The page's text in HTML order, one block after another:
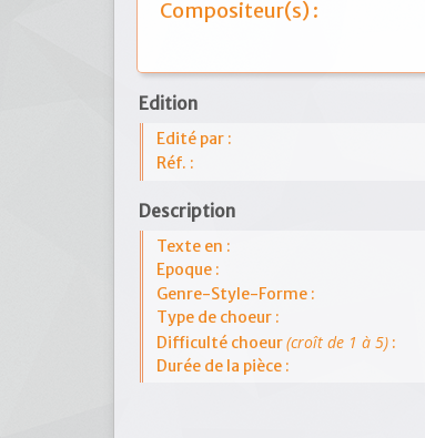
Compositeur(s) :
Edition
Edité par :
Réf. :
Description
Texte en :
Epoque :
Genre-Style-Forme :
Type de choeur :
Difficulté choeur(croît de 1 à 5) :
Durée de la pièce :